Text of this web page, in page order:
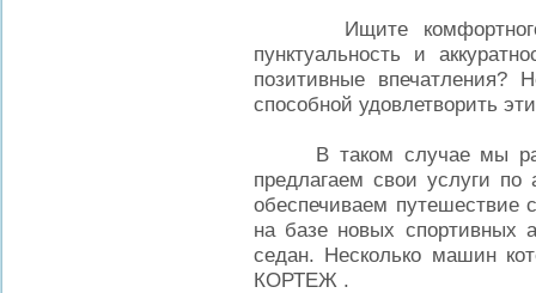
Ищите комфортного и
пунктуальность и
позитивные
способной удовлетворить
В таком случае мы
предлагаем свои услуги
обеспечиваем путешествие
на базе новых спортивных
седан. Несколько машин
КОРТЕЖ .